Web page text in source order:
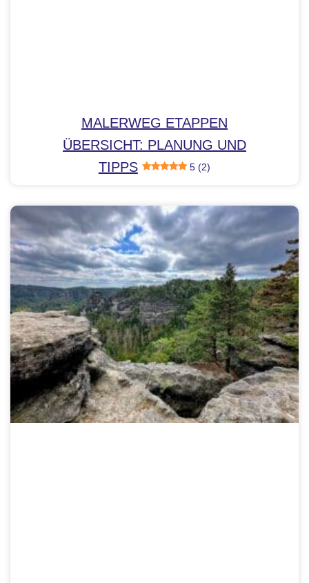
MALERWEG ETAPPEN
ÜBERSICHT: PLANUNG UND
TIPPS
5 (2)